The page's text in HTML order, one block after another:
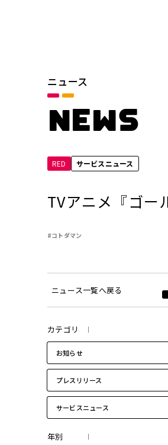
ニュース
NEWS
RED サービスニュース
TVアニメ『ゴー
#コトダマン
ニュース一覧へ戻る
カテゴリ
お知らせ
プレスリリース
サービスニュース
年別
カテゴリ
サービスニュース